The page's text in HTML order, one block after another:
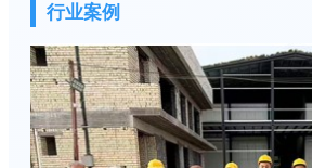
行业案例